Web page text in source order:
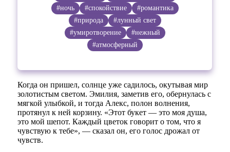
#ночь
#спокойствие
#романтика
#природа
#лунный свет
#умиротворение
#нежный
#атмосферный
Когда он пришел, солнце уже садилось, окутывая мир
золотистым светом. Эмилия, заметив его, обернулась с
мягкой улыбкой, и тогда Алекс, полон волнения,
протянул к ней корзину. «Этот букет — это моя душа,
это мой шепот. Каждый цветок говорит о том, что я
чувствую к тебе», — сказал он, его голос дрожал от
чувств.